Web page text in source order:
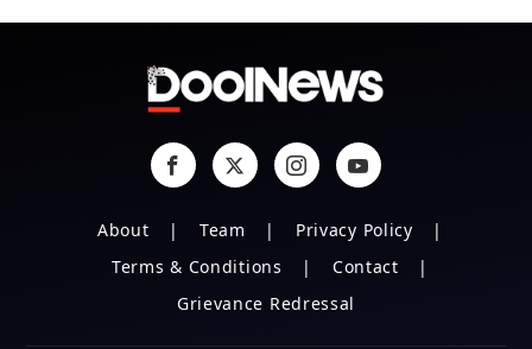
About Team
Privacy Policy
Terms & Conditions
Contact
Grievance Redressal